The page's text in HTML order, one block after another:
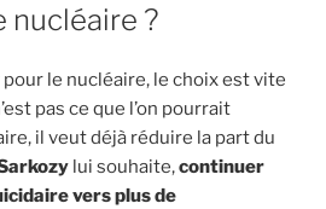
nucléaire ?
pour le nucléaire, le choix est vite
pas ce que l’on pourrait
il veut déjà réduire la part du
lui souhaite,continuer
vers plus de